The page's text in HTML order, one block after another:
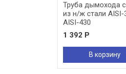
Труба дымохода
из н/ж стали AISI-
AISI-430
1 392 Р
В корзину